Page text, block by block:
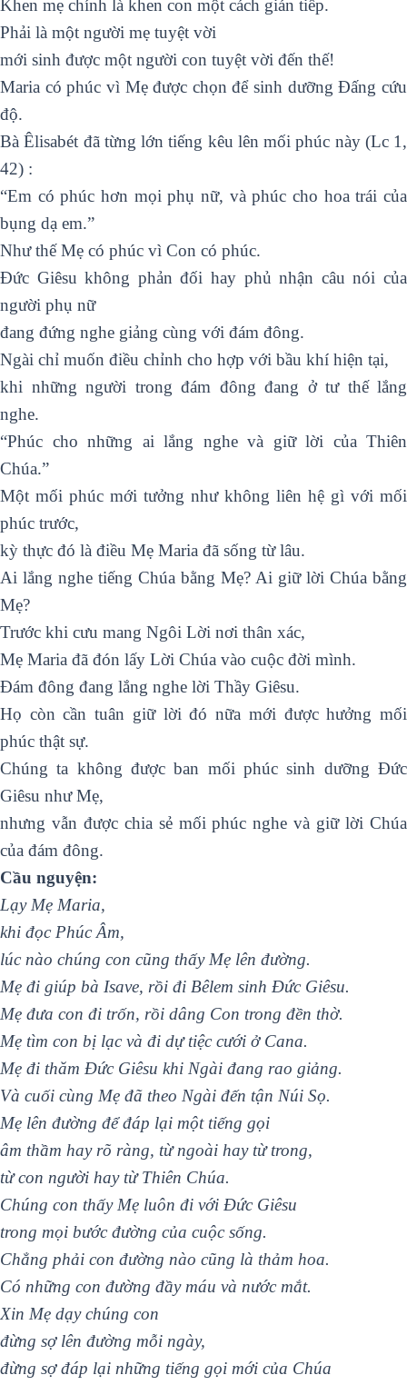
Khen mẹ chính là khen con một cách gián tiếp.
Phải là một người mẹ tuyệt vời
mới sinh được một người con tuyệt vời đến thế!
Maria có phúc vì Mẹ được chọn để sinh dưỡng Đấng cứu
độ.
Bà Êlisabét đã từng lớn tiếng kêu lên mối phúc này (Lc 1,
42) :
“Em có phúc hơn mọi phụ nữ, và phúc cho hoa trái của
bụng dạ em.”
Như thế Mẹ có phúc vì Con có phúc.
Đức Giêsu không phản đối hay phủ nhận câu nói của
người phụ nữ
đang đứng nghe giảng cùng với đám đông.
Ngài chỉ muốn điều chỉnh cho hợp với bầu khí hiện tại,
khi những người trong đám đông đang ở tư thế lắng
nghe.
“Phúc cho những ai lắng nghe và giữ lời của Thiên
Chúa.”
Một mối phúc mới tưởng như không liên hệ gì với mối
phúc trước,
kỳ thực đó là điều Mẹ Maria đã sống từ lâu.
Ai lắng nghe tiếng Chúa bằng Mẹ? Ai giữ lời Chúa bằng
Mẹ?
Trước khi cưu mang Ngôi Lời nơi thân xác,
Mẹ Maria đã đón lấy Lời Chúa vào cuộc đời mình.
Đám đông đang lắng nghe lời Thầy Giêsu.
Họ còn cần tuân giữ lời đó nữa mới được hưởng mối
phúc thật sự.
Chúng ta không được ban mối phúc sinh dưỡng Đức
Giêsu như Mẹ,
nhưng vẫn được chia sẻ mối phúc nghe và giữ lời Chúa
của đám đông.
Cầu nguyện:
Lạy Mẹ Maria,
khi đọc Phúc Âm,
lúc nào chúng con cũng thấy Mẹ lên đường.
Mẹ đi giúp bà Isave, rồi đi Bêlem sinh Đức Giêsu.
Mẹ đưa con đi trốn, rồi dâng Con trong đền thờ.
Mẹ tìm con bị lạc và đi dự tiệc cưới ở Cana.
Mẹ đi thăm Đức Giêsu khi Ngài đang rao giảng.
Và cuối cùng Mẹ đã theo Ngài đến tận Núi Sọ.
Mẹ lên đường để đáp lại một tiếng gọi
âm thầm hay rõ ràng, từ ngoài hay từ trong,
từ con người hay từ Thiên Chúa.
Chúng con thấy Mẹ luôn đi với Đức Giêsu
trong mọi bước đường của cuộc sống.
Chẳng phải con đường nào cũng là thảm hoa.
Có những con đường đầy máu và nước mắt.
Xin Mẹ dạy chúng con
đừng sợ lên đường mỗi ngày,
đừng sợ đáp lại những tiếng gọi mới của Chúa